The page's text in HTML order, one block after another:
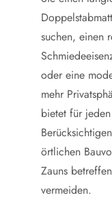
suchen, einen
oder eine
mehr
bietet für
örtlichen
Zauns
vermeiden.